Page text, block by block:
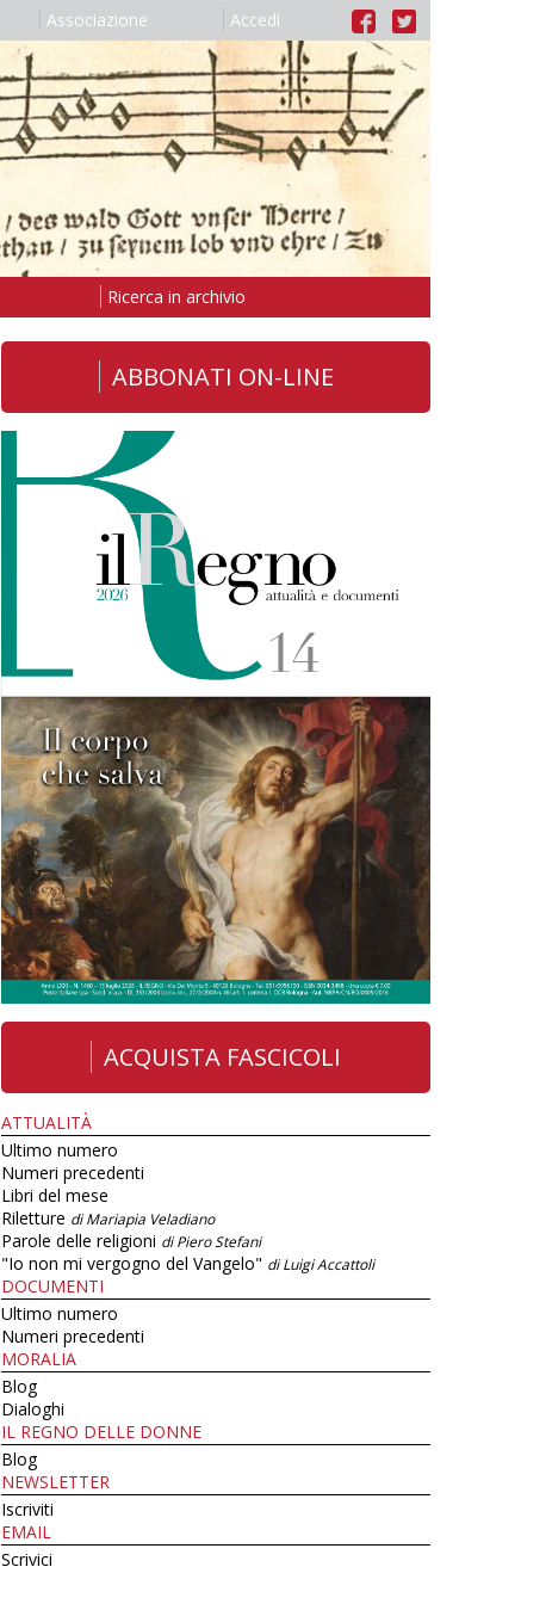
Associazione Accedi
Ricerca in archivio
ABBONATI ON-LINE
ACQUISTA FASCICOLI
ATTUALITÀ
Ultimo numero
Numeri precedenti
Libri del mese
Riletture di Mariapia Veladiano
Parole delle religioni di Piero Stefani
"Io non mi vergogno del Vangelo" di Luigi Accattoli
DOCUMENTI
Ultimo numero
Numeri precedenti
MORALIA
Blog
Dialoghi
IL REGNO DELLE DONNE
Blog
NEWSLETTER
Iscriviti
EMAIL
Scrivici